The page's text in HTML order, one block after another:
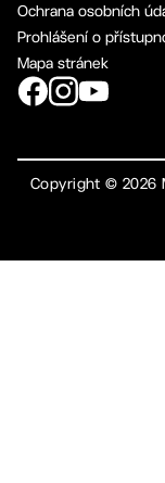
Ochrana osobních
Prohlášení o
Mapa stránek
Copyright ©2026